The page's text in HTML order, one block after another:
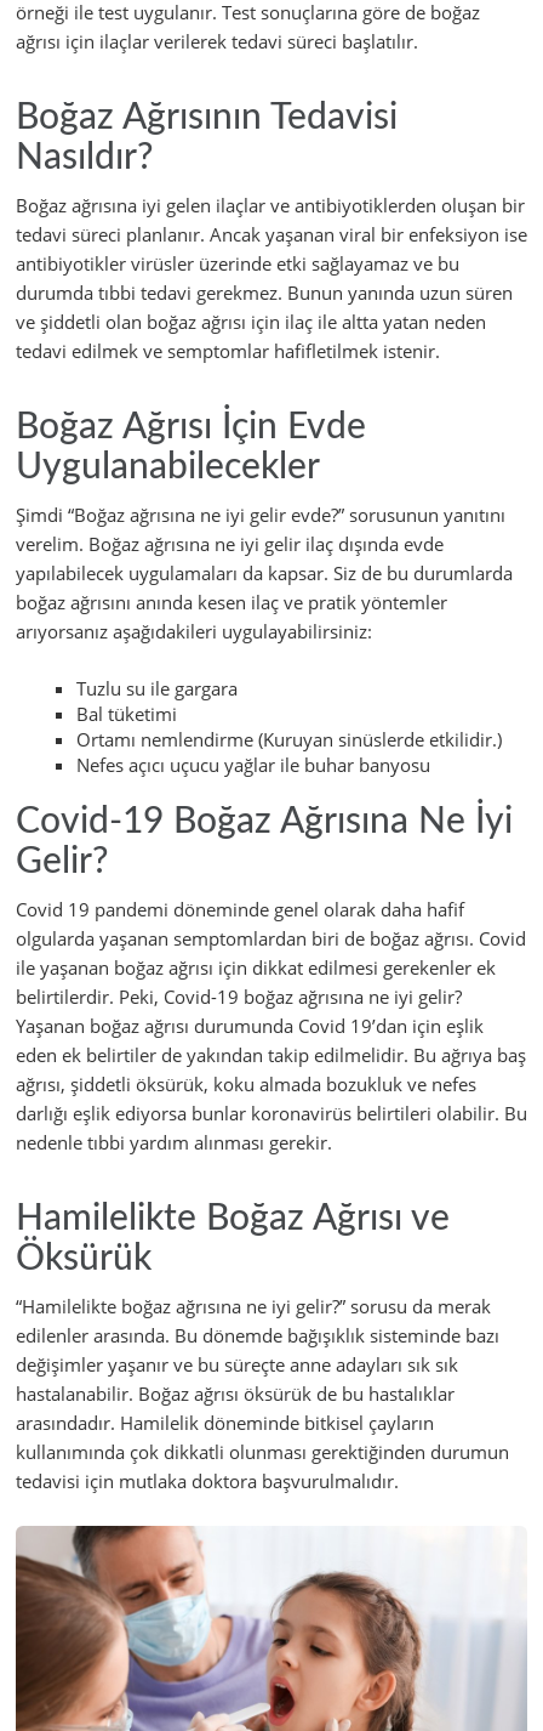
örneği ile test uygulanır. Test sonuçlarına göre de boğaz
ağrısı için ilaçlar verilerek tedavi süreci başlatılır.
Boğaz Ağrısının Tedavisi
Nasıldır?
Boğaz ağrısına iyi gelen ilaçlar ve antibiyotiklerden oluşan bir
tedavi süreci planlanır. Ancak yaşanan viral bir enfeksiyon ise
antibiyotikler virüsler üzerinde etki sağlayamaz ve bu
durumda tıbbi tedavi gerekmez. Bunun yanında uzun süren
ve şiddetli olan boğaz ağrısı için ilaç ile altta yatan neden
tedavi edilmek ve semptomlar hafifletilmek istenir.
Boğaz Ağrısı İçin Evde
Uygulanabilecekler
Şimdi “Boğaz ağrısına ne iyi gelir evde?” sorusunun yanıtını
verelim. Boğaz ağrısına ne iyi gelir ilaç dışında evde
yapılabilecek uygulamaları da kapsar. Siz de bu durumlarda
boğaz ağrısını anında kesen ilaç ve pratik yöntemler
arıyorsanız aşağıdakileri uygulayabilirsiniz:
Tuzlu su ile gargara
Bal tüketimi
Ortamı nemlendirme (Kuruyan sinüslerde etkilidir.)
Nefes açıcı uçucu yağlar ile buhar banyosu
Covid-19 Boğaz Ağrısına Ne İyi
Gelir?
Covid 19 pandemi döneminde genel olarak daha hafif
olgularda yaşanan semptomlardan biri de boğaz ağrısı. Covid
ile yaşanan boğaz ağrısı için dikkat edilmesi gerekenler ek
belirtilerdir. Peki, Covid-19 boğaz ağrısına ne iyi gelir?
Yaşanan boğaz ağrısı durumunda Covid 19’dan için eşlik
eden ek belirtiler de yakından takip edilmelidir. Bu ağrıya baş
ağrısı, şiddetli öksürük, koku almada bozukluk ve nefes
darlığı eşlik ediyorsa bunlar koronavirüs belirtileri olabilir. Bu
nedenle tıbbi yardım alınması gerekir.
Hamilelikte Boğaz Ağrısı ve
Öksürük
“Hamilelikte boğaz ağrısına ne iyi gelir?” sorusu da merak
edilenler arasında. Bu dönemde bağışıklık sisteminde bazı
değişimler yaşanır ve bu süreçte anne adayları sık sık
hastalanabilir. Boğaz ağrısı öksürük de bu hastalıklar
arasındadır. Hamilelik döneminde bitkisel çayların
kullanımında çok dikkatli olunması gerektiğinden durumun
tedavisi için mutlaka doktora başvurulmalıdır.